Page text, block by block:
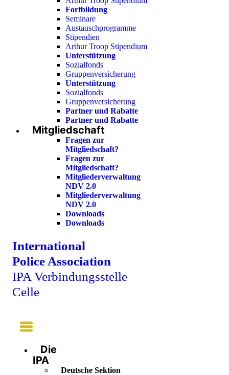
Fortbildung
Seminare
Austauschprogramme
Stipendien
Arthur Troop Stipendium
Unterstützung
Sozialfonds
Gruppenversicherung
Unterstützung
Sozialfonds
Gruppenversicherung
Partner und Rabatte
Partner und Rabatte
Mitgliedschaft
Fragen zur
Mitgliedschaft?
Fragen zur
Mitgliedschaft?
Mitgliederverwaltung
NDV 2.0
Mitgliederverwaltung
NDV 2.0
Downloads
Downloads
International
Police Association
IPA Verbindungsstelle
Celle
Main
Menu
Die
IPA
Deutsche Sektion